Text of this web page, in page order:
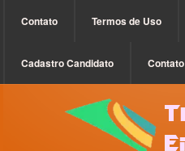
Contato Termos de Uso
Cadastro Candidato Contato